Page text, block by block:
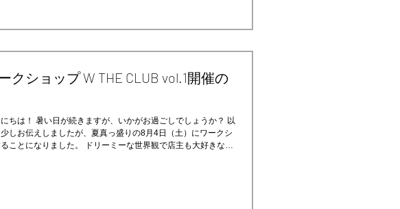
クショップ W THE CLUB vol.1開催の
ちは！ 暑い日が続きますが、いかがお過ごしでしょうか？ 以
しお伝えしましたが、夏真っ盛りの8月4日（土）にワークシ
ことになりました。 ドリーミーな世界観で店主も大好きなイ